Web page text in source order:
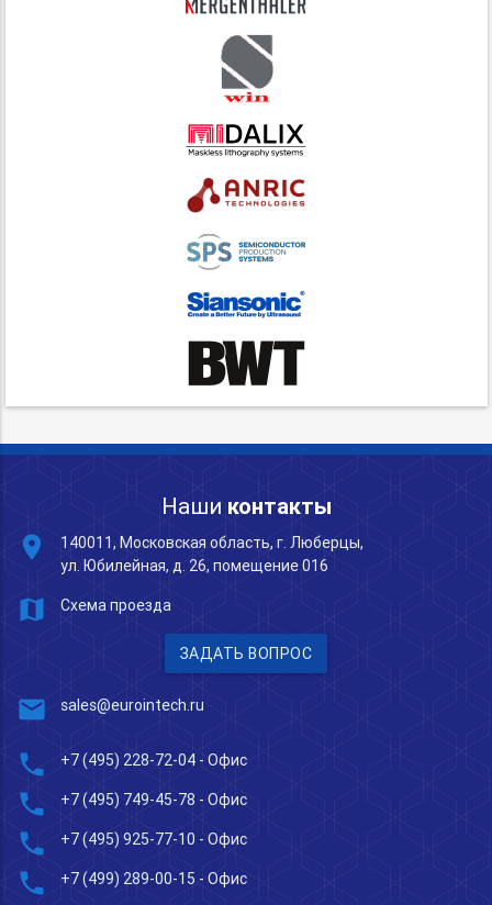
Наши контакты
place
140011, Московская область, г. Люберцы,
ул. Юбилейная, д. 26, помещение 016
map Схема проезда
ЗАДАТЬ ВОПРОС
mail sales@eurointech.ru
phone +7 (495) 228-72-04 - Офис
phone +7 (495) 749-45-78 - Офис
phone +7 (495) 925-77-10 - Офис
phone +7 (499) 289-00-15 - Офис